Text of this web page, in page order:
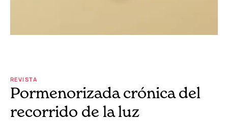
REVISTA
Pormenorizada crónica del
recorrido de la luz